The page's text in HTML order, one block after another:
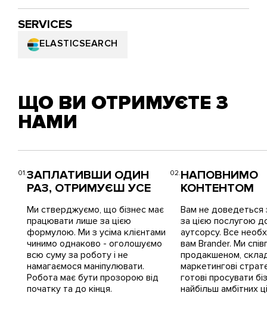
SERVICES
ELASTICSEARCH
ЩО ВИ ОТРИМУЄТЕ З
НАМИ
ЗАПЛАТИВШИ ОДИН
РАЗ, ОТРИМУЄШ УСЕ
Ми стверджуємо, що бізнес має
працювати лише за цією
формулою. Ми з усіма клієнтами
чинимо однаково - оголошуємо
всю суму за роботу і не
намагаємося маніпулювати.
Робота має бути прозорою від
початку та до кінця.
НАПОВНИМО
КОНТЕНТОМ
Вам не доведеться
за цією послугою
аутсорсу. Все
вам Brander. Ми
продакшеном,
маркетингові
готові просувати
найбільш амбітних